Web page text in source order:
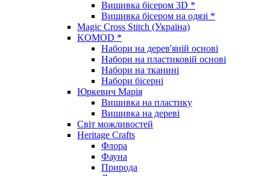
Вишивка бісером 3D *
Вишивка бісером на одязі *
Magic Cross Stitch (Україна)
KOMOD *
Набори на дерев'яній основі
Набори на пластиковій основі
Набори на тканині
Набори бісерні
Юркевич Марія
Вишивка на пластику
Вишивка на дереві
Світ можливостей
Heritage Crafts
Флора
Фауна
Природа